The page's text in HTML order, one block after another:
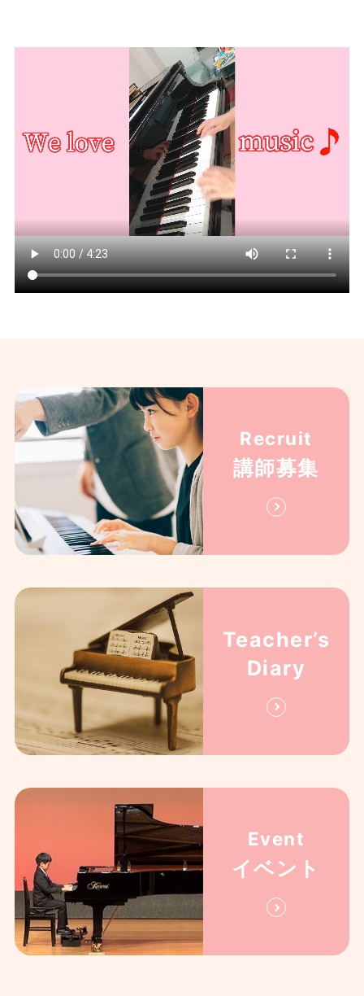
Recruit
講師募集
Teacher’s
Diary
Event
イベント